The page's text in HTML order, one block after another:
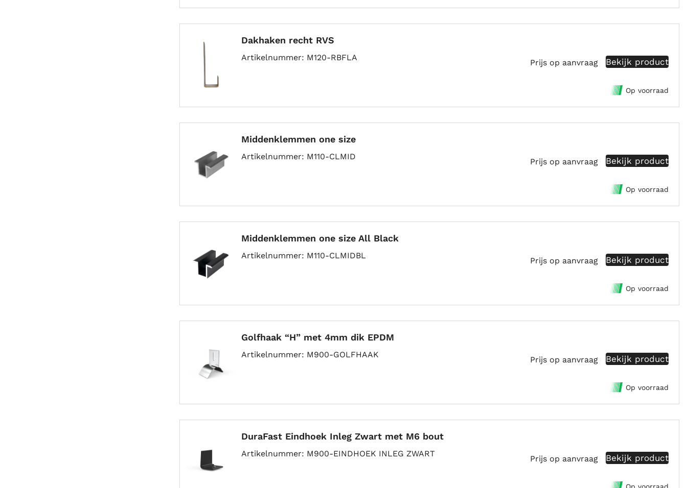
Dakhaken recht RVS
Artikelnummer M120-RBFLA
Prijs op aanvraag Bekijk product
Op voorraad
Middenklemmen one size
Artikelnummer M110-CLMID
Prijs op aanvraag Bekijk product
Op voorraad
Middenklemmen one size All Black
Artikelnummer M110-CLMIDBL
Prijs op aanvraag Bekijk product
Op voorraad
Golfhaak “H” met 4mm dik EPDM
Artikelnummer M900-GOLFHAAK
Prijs op aanvraag Bekijk product
Op voorraad
DuraFast Eindhoek Inleg Zwart met M6 bout
Artikelnummer M900-EINDHOEK INLEG ZWART
Prijs op aanvraag Bekijk product